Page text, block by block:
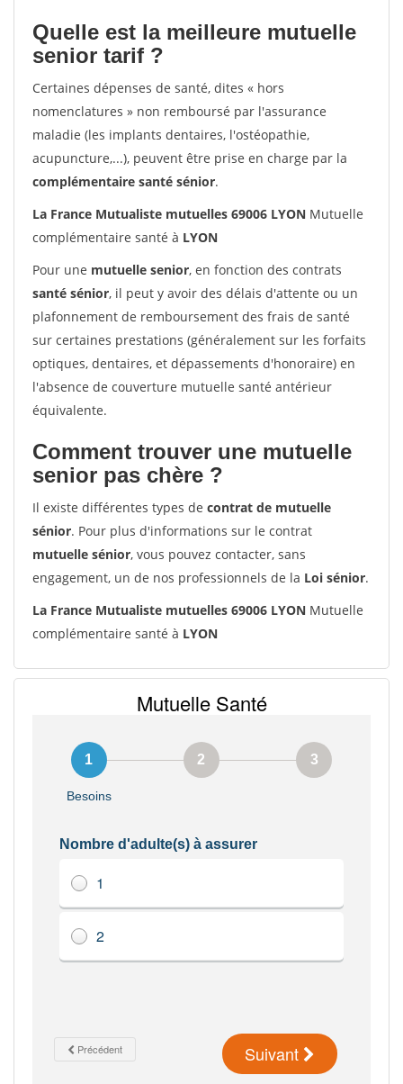
Quelle est la meilleure mutuelle
senior tarif ?
Certaines dépenses de santé, dites « hors
nomenclatures » non remboursé par l'assurance
maladie (les implants dentaires, l'ostéopathie,
acupuncture,...), peuvent être prise en charge par la
complémentaire santé sénior.
La France Mutualiste mutuelles 69006 LYON Mutuelle
complémentaire santé à LYON
Pour une mutuelle senior, en fonction des contrats
santé sénior, il peut y avoir des délais d'attente ou un
plafonnement de remboursement des frais de santé
sur certaines prestations (généralement sur les forfaits
optiques, dentaires, et dépassements d'honoraire) en
l'absence de couverture mutuelle santé antérieur
équivalente.
Comment trouver une mutuelle
senior pas chère ?
Il existe différentes types de contrat de mutuelle
sénior. Pour plus d'informations sur le contrat
mutuelle sénior, vous pouvez contacter, sans
engagement, un de nos professionnels de la Loi sénior.
La France Mutualiste mutuelles 69006 LYON Mutuelle
complémentaire santé à LYON